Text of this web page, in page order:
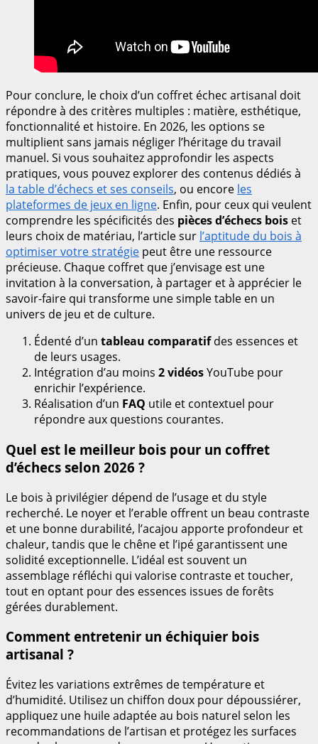
Pour conclure, le choix d’un coffret échec artisanal doit
répondre à des critères multiples : matière, esthétique,
fonctionnalité et histoire. En 2026, les options se
multiplient sans jamais négliger l’héritage du travail
manuel. Si vous souhaitez approfondir les aspects
pratiques, vous pouvez explorer des contenus dédiés à
la table d’échecs et ses conseils, ou encore les
plateformes de jeux en ligne. Enfin, pour ceux qui veulent
comprendre les spécificités des pièces d’échecs bois et
leurs choix de matériau, l’article sur l’aptitude du bois à
optimiser votre stratégie peut être une ressource
précieuse. Chaque coffret que j’envisage est une
invitation à la conversation, à partager et à apprécier le
savoir-faire qui transforme une simple table en un
univers de jeu et de culture.
Édenté d’un tableau comparatifdes essences et
de leurs usages.
Intégration d’au moins 2 vidéosYouTube pour
enrichir l’expérience.
Réalisation d’un FAQ utile et contextuel pour
répondre aux questions courantes.
Quel est le meilleur bois pour un coffret
d’échecs selon 2026 ?
Le bois à privilégier dépend de l’usage et du style
recherché. Le noyer et l’erable offrent un beau contraste
et une bonne durabilité, l’acajou apporte profondeur et
chaleur, tandis que le chêne et l’ipé garantissent une
solidité exceptionnelle. L’idéal est souvent un
assemblage réfléchi qui valorise contraste et toucher,
tout en optant pour des essences issues de forêts
gérées durablement.
Comment entretenir un échiquier bois
artisanal ?
Évitez les variations extrêmes de température et
d’humidité. Utilisez un chiffon doux pour dépoussiérer,
appliquez une huile adaptée au bois naturel selon les
recommandations de l’artisan et protégez les surfaces